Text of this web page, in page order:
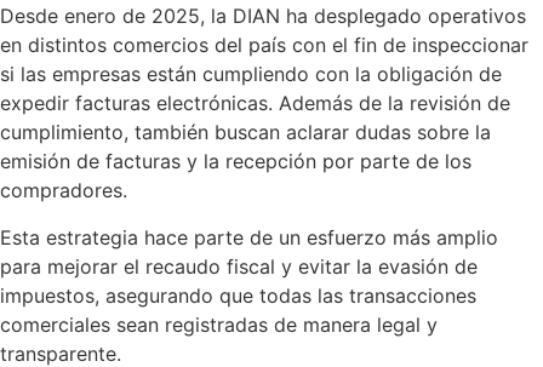
Desde enero de 2025, la DIAN ha desplegado operativos
en distintos comercios del país con el fin de inspeccionar
si las empresas están cumpliendo con la obligación de
expedir facturas electrónicas. Además de la revisión de
cumplimiento, también buscan aclarar dudas sobre la
emisión de facturas y la recepción por parte de los
compradores.
Esta estrategia hace parte de un esfuerzo más amplio
para mejorar el recaudo fiscal y evitar la evasión de
impuestos, asegurando que todas las transacciones
comerciales sean registradas de manera legal y
transparente.